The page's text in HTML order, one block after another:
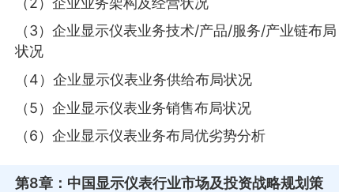
（3）企业显示仪表业务技术/产品/服务/产业链布局
状况
（4）企业显示仪表业务供给布局状况
（5）企业显示仪表业务销售布局状况
（6）企业显示仪表业务布局优劣势分析
第8章 ：中国显示仪表行业市场及投资战略规划策